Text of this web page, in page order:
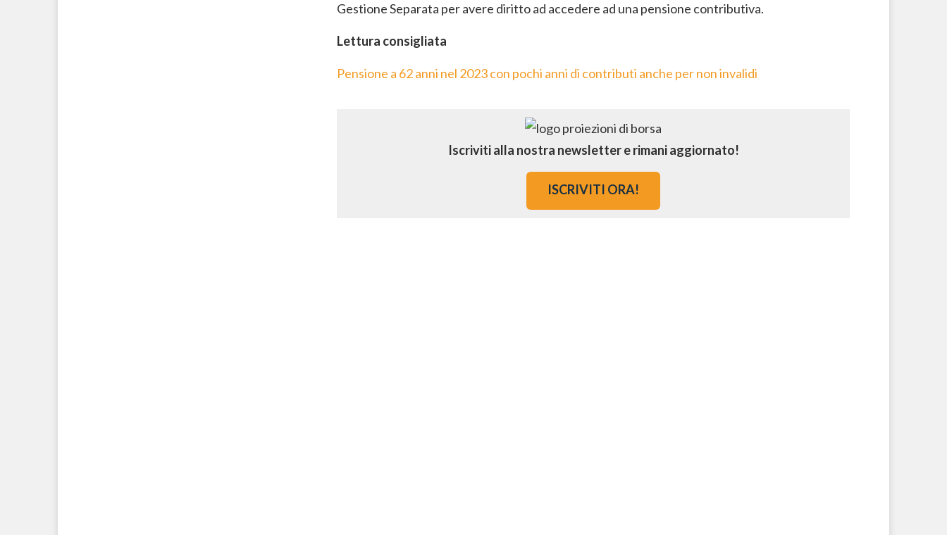
Gestione Separata per avere diritto ad accedere ad una pensione contributiva.
Lettura consigliata
Pensione a 62 anni nel 2023 con pochi anni di contributi anche per non invalidi
Iscriviti alla nostra newsletter e rimani aggiornato!
ISCRIVITI ORA!